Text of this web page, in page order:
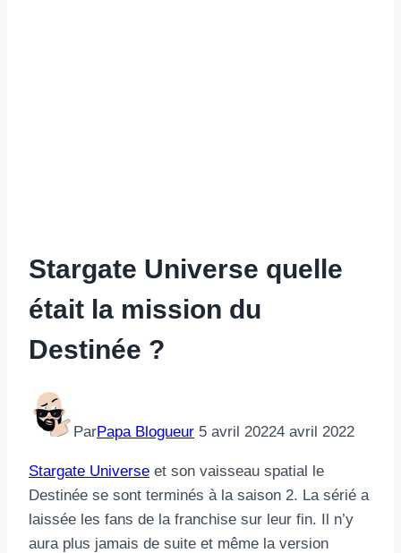
Stargate Universe quelle
était la mission du
Destinée ?
ParPapa Blogueur 5 avril 20224 avril 2022
Stargate Universe et son vaisseau spatial le
Destinée se sont terminés à la saison 2. La sérié a
laissée les fans de la franchise sur leur fin. Il n’y
aura plus jamais de suite et même la version